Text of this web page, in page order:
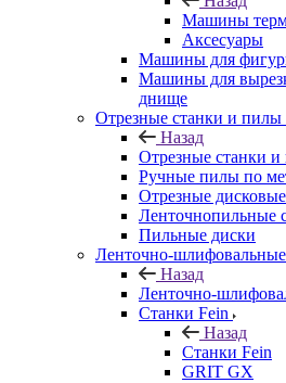
Машины
Аксесуары
Машины для
Машины для
днище
Отрезные станки и пилы
Назад
Отрезные станки
Ручные пилы по
Отрезные
Ленточнопильные
Пильные диски
Ленточно-шлифовальные
Назад
Ленточно-
Станки Fein
Назад
Станки Fein
GRIT GX